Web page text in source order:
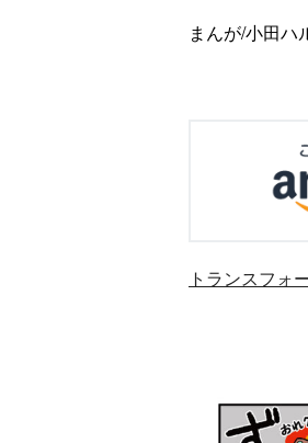
まんが/小田
トランスフォ